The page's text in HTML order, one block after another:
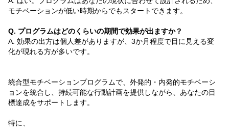
モチベーションが低い時期からでもスタートできます。
Q. プログラムはどのくらいの期間で効果が出ますか？
A. 効果の出方は個人差がありますが、3か月程度で目に見える変
化が現れる方が多いです。
統合型モチベーションプログラムで、外発的・内発的モチベーシ
ョンを統合し、持続可能な行動計画を提供しながら、あなたの目
標達成をサポートします。
特に、